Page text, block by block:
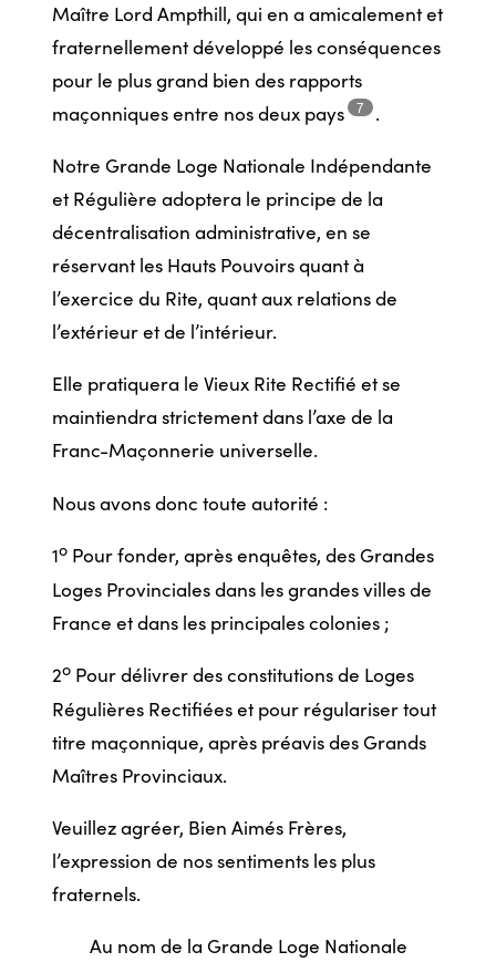
Maître Lord Ampthill, qui en a amicalement et
fraternellement développé les conséquences
pour le plus grand bien des rapports
maçonniques entre nos deux pays 7 .
Notre Grande Loge Nationale Indépendante
et Régulière adoptera le principe de la
décentralisation administrative, en se
réservant les Hauts Pouvoirs quant à
l’exercice du Rite, quant aux relations de
l’extérieur et de l’intérieur.
Elle pratiquera le Vieux Rite Rectifié et se
maintiendra strictement dans l’axe de la
Franc-Maçonnerie universelle.
Nous avons donc toute autorité :
1oPour fonder, après enquêtes, des Grandes
Loges Provinciales dans les grandes villes de
France et dans les principales colonies ;
2oPour délivrer des constitutions de Loges
Régulières Rectifiées et pour régulariser tout
titre maçonnique, après préavis des Grands
Maîtres Provinciaux.
Veuillez agréer, Bien Aimés Frères,
l’expression de nos sentiments les plus
fraternels.
Au nom de la Grande Loge Nationale